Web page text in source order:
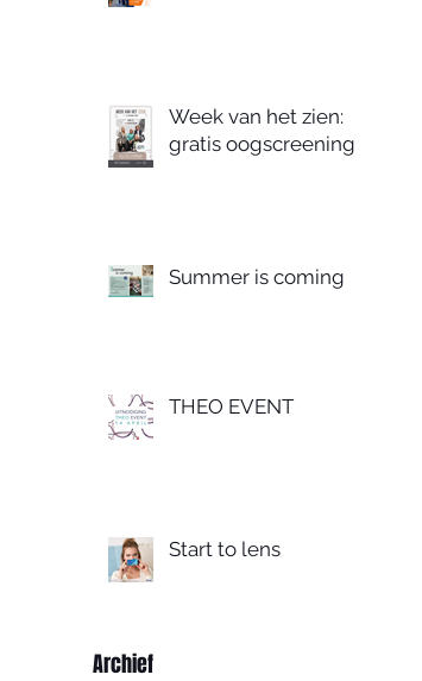
Week van het zien:
gratis oogscreening!
Summer is coming
THEO EVENT
Start to lens
Archief